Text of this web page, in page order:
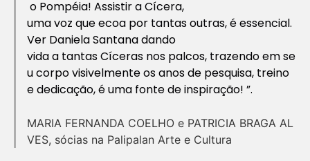
o Pompéia! Assistir a Cícera,
uma voz que ecoa por tantas outras, é essencial.
Ver Daniela Santana dando
vida a tantas Cíceras nos palcos, trazendo em se
u corpo visivelmente os anos de pesquisa, treino
e dedicação, é uma fonte de inspiração! ”.
MARIA FERNANDA COELHO e PATRICIA BRAGA AL
VES, sócias na Palipalan Arte e Cultura